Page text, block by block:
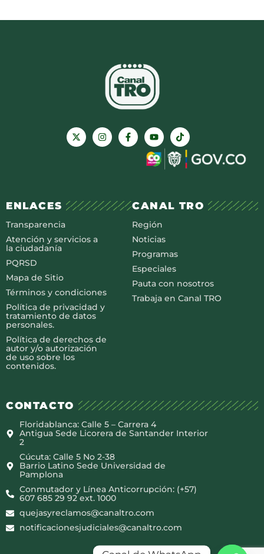
ENLACES
Transparencia
Atención y servicios a
la ciudadanía
PQRSD
Mapa de Sitio
Términos y condiciones
Política de privacidad y
tratamiento de datos
personales.
Política de derechos de
autor y/o autorización
de uso sobre los
contenidos.
CANAL TRO
Región
Noticias
Programas
Especiales
Pauta con nosotros
Trabaja en Canal TRO
CONTACTO
Floridablanca: Calle 5 – Carrera 4
Antigua Sede Licorera de Santander Interior
2
Cúcuta: Calle 5 No 2-38
Barrio Latino Sede Universidad de
Pamplona
Conmutador y Línea Anticorrupción: (+57)
607 685 29 92 ext. 1000
quejasyreclamos@canaltro.com
notificacionesjudiciales@canaltro.com